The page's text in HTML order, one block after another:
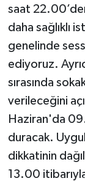
saat
daha sağlıklı
genelinde
ediyoruz.
sırasında
verileceğini
Haziran'da
duracak.
dikkatinin
13.00